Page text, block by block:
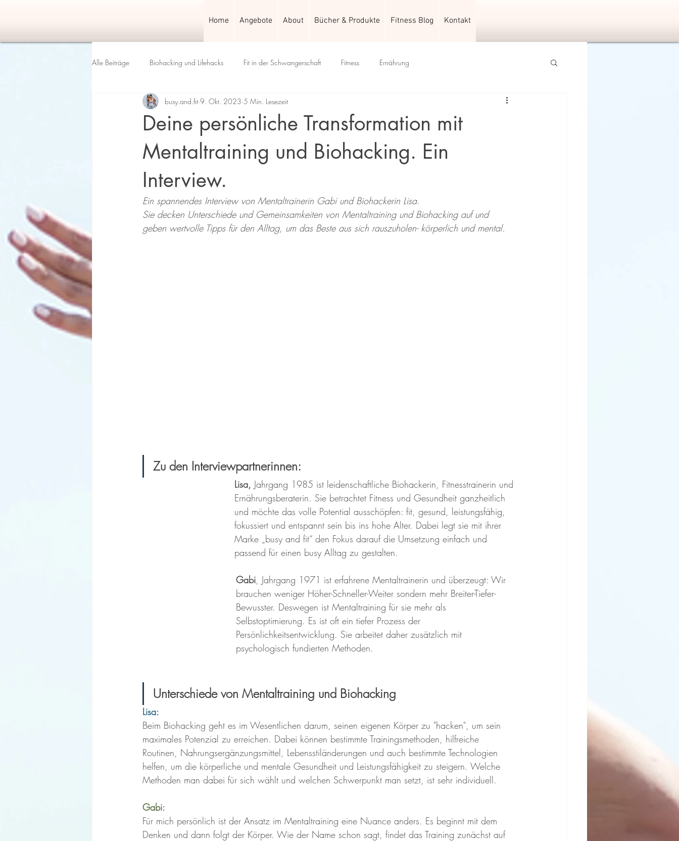
Home Angebote About Bücher & Produkte Fitness Blog Kontakt
Alle Beiträge Biohacking und Lifehacks Fit in der Schwangerschaft Fitness Ernährung
Deine persönliche Transformation mit
Mentaltraining und Biohacking. Ein
Interview.
busy.and.fit 9. Okt. 2023 5 Min. Lesezeit
Ein spannendes Interview von Mentaltrainerin Gabi und Biohackerin Lisa.
Sie decken Unterschiede und Gemeinsamkeiten von Mentaltraining und Biohacking auf und
geben wertvolle Tipps für den Alltag, um das Beste aus sich rauszuholen- körperlich und mental.
Zu den Interviewpartnerinnen:
Lisa, Jahrgang 1985 ist leidenschaftliche Biohackerin, Fitnesstrainerin und
Ernährungsberaterin. Sie betrachtet Fitness und Gesundheit ganzheitlich
und möchte das volle Potential ausschöpfen: fit, gesund, leistungsfähig,
fokussiert und entspannt sein bis ins hohe Alter. Dabei legt sie mit ihrer
Marke „busy and fit“ den Fokus darauf die Umsetzung einfach und
passend für einen busy Alltag zu gestalten.
Gabi , Jahrgang 1971 ist erfahrene Mentaltrainerin und überzeugt: Wir
brauchen weniger Höher-Schneller-Weiter sondern mehr Breiter-Tiefer-
Bewusster. Deswegen ist Mentaltraining für sie mehr als
Selbstoptimierung. Es ist oft ein tiefer Prozess der
Persönlichkeitsentwicklung. Sie arbeitet daher zusätzlich mit
psychologisch fundierten Methoden.
Unterschiede von Mentaltraining und Biohacking
Lisa:
Beim Biohacking geht es im Wesentlichen darum, seinen eigenen Körper zu "hacken", um sein
maximales Potenzial zu erreichen. Dabei können bestimmte Trainingsmethoden, hilfreiche
Routinen, Nahrungsergänzungsmittel, Lebensstiländerungen und auch bestimmte Technologien
helfen, um die körperliche und mentale Gesundheit und Leistungsfähigkeit zu steigern. Welche
Methoden man dabei für sich wählt und welchen Schwerpunkt man setzt, ist sehr individuell.
Gabi:
Für mich persönlich ist der Ansatz im Mentaltraining eine Nuance anders. Es beginnt mit dem
Denken und dann folgt der Körper. Wie der Name schon sagt, findet das Training zunächst auf